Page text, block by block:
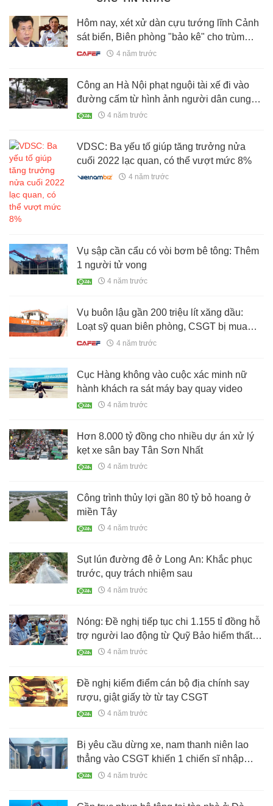
Hôm nay, xét xử dàn cựu tướng lĩnh Cảnh
sát biển, Biên phòng "bảo kê" cho trùm
buôn lậu xăng4 năm trước
Công an Hà Nội phạt nguội tài xế đi vào
đường cấm từ hình ảnh người dân cung
cấp
4 năm trước
VDSC: Ba yếu tố giúp tăng trưởng nửa
cuối 2022 lạc quan, có thể vượt mức 8%
4 năm trước
Vụ sập cần cẩu có vòi bơm bê tông: Thêm
1 người tử vong
4 năm trước
Vụ buôn lậu gần 200 triệu lít xăng dầu:
Loạt sỹ quan biên phòng, CSGT bị mua
chuộc thế nào?
4 năm trước
Cục Hàng không vào cuộc xác minh nữ
hành khách ra sát máy bay quay video
4 năm trước
Hơn 8.000 tỷ đồng cho nhiều dự án xử lý
kẹt xe sân bay Tân Sơn Nhất
4 năm trước
Công trình thủy lợi gần 80 tỷ bỏ hoang ở
miền Tây
4 năm trước
Sụt lún đường đê ở Long An: Khắc phục
trước, quy trách nhiệm sau
4 năm trước
Nóng: Đề nghị tiếp tục chi 1.155 tỉ đồng hỗ
trợ người lao động từ Quỹ Bảo hiểm thất
nghiệp 4 năm trước
Đề nghị kiểm điểm cán bộ địa chính say
rượu, giật giấy tờ từ tay CSGT
4 năm trước
Bị yêu cầu dừng xe, nam thanh niên lao
thẳng vào CSGT khiến 1 chiến sĩ nhập
viện
4 năm trước